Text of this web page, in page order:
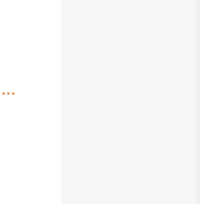
Bola Cerrojo Personalizada para Beretta, Browning, Sauer, Blaser